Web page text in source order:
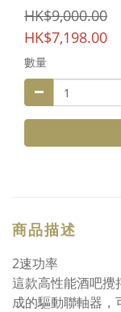
HK$9,000.00
HK$7,198.00
數量
商品描述
2速功率
這款高性能酒吧攪
成的驅動聯軸器，